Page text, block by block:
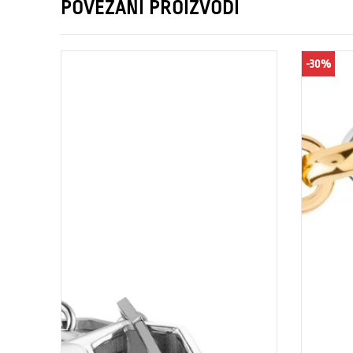
POVEZANI PROIZVODI
-30%